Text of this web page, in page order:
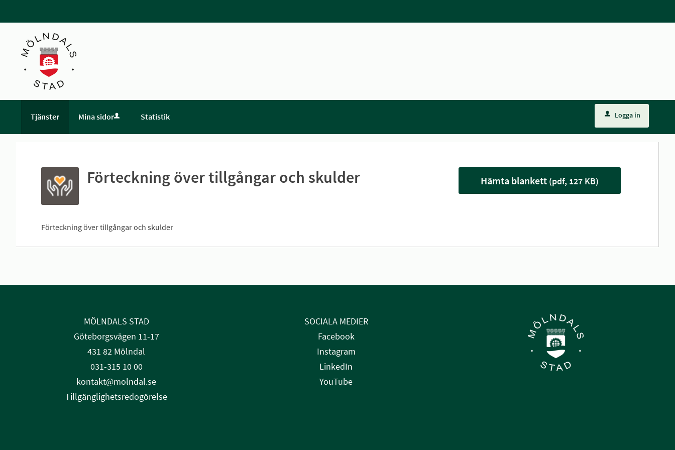
Tjänster Mina sidor Statistik Logga in
Förteckning över tillgångar och skulder
Förteckning över tillgångar och skulder
Hämta blankett (pdf, 127 KB)
MÖLNDALS STAD
Göteborgsvägen 11-17
431 82 Mölndal
031-315 10 00
kontakt@molndal.se
Tillgänglighetsredogörelse
SOCIALA MEDIER
Facebook
Instagram
LinkedIn
YouTube